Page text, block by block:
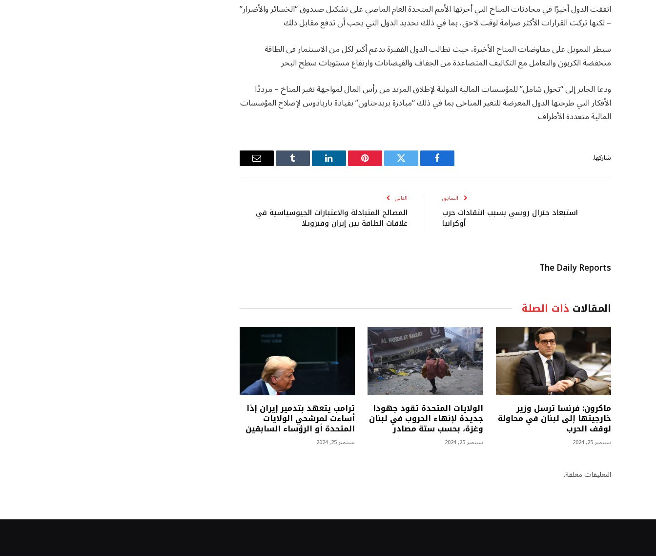
اتفقت الدول أخيرًا في محادثات المناخ التي أجرتها الأمم المتحدة العام الماضي على تشكيل صندوق “الخسائر والأضرار”
– لكنها تركت القرارات الأكثر صرامة لوقت لاحق، بما في ذلك تحديد الدول التي يجب أن تدفع مقابل ذلك
سيطر التمويل على مفاوضات المناخ الأخيرة، حيث تطالب الدول الفقيرة بدعم أكبر لكل من الاستثمار في الطاقة
منخفضة الكربون والتعامل مع التكاليف المتصاعدة من الجفاف والفيضانات وارتفاع مستويات سطح البحر
ودعا الجابر إلى “تحول شامل” للمؤسسات المالية الدولية لإطلاق المزيد من رأس المال لمواجهة تغير المناخ – مرددًا
الأفكار التي طرحتها الدول المعرضة للتغير المناخي بما في ذلك “مبادرة بريدجتاون” بقيادة باربادوس لإصلاح المؤسسات
المالية متعددة الأطراف
شاركها.
فيسبوك تويتر بينتيريستلينكدإن Tumblr
البريد
السابق
استبعاد جنرال روسي بسبب انتقادات حرب
أوكرانيا
التالي
المصالح المتبادلة والاعتبارات الجيوسياسية في
علاقات الطاقة بين إيران وفنزويلا
The Daily Reports
المقالات ذات الصلة
ماكرون: فرنسا ترسل وزير
خارجيتها إلى لبنان في محاولة
لوقف الحرب
سبتمبر 25, 2024
الولايات المتحدة تقود جهودا
جديدة لإنهاء الحروب في لبنان
وغزة، بحسب ستة مصادر
سبتمبر 25, 2024
ترامب يتعهد بتدمير إيران إذا
أساءت لمرشحي الولايات
المتحدة أو الرؤساء السابقين
سبتمبر 25, 2024
التعليقات مغلقة.